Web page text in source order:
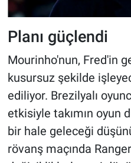
Planı güçlendi
Mourinho'nun, Fred'in
kusursuz şekilde
ediliyor. Brezilyalı
etkisiyle takımın oyun
bir hale geleceği
rövanş maçında